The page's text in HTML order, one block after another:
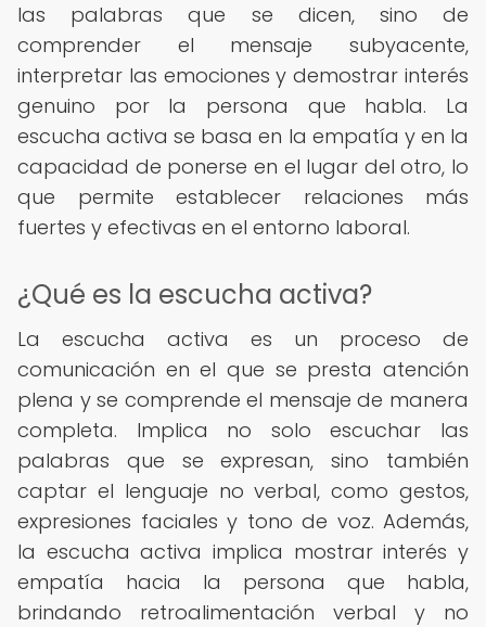
las palabras que se dicen, sino de
comprender el mensaje subyacente,
interpretar las emociones y demostrar interés
genuino por la persona que habla. La
escucha activa se basa en la empatía y en la
capacidad de ponerse en el lugar del otro, lo
que permite establecer relaciones más
fuertes y efectivas en el entorno laboral.
¿Qué es la escucha activa?
La escucha activa es un proceso de
comunicación en el que se presta atención
plena y se comprende el mensaje de manera
completa. Implica no solo escuchar las
palabras que se expresan, sino también
captar el lenguaje no verbal, como gestos,
expresiones faciales y tono de voz. Además,
la escucha activa implica mostrar interés y
empatía hacia la persona que habla,
brindando retroalimentación verbal y no